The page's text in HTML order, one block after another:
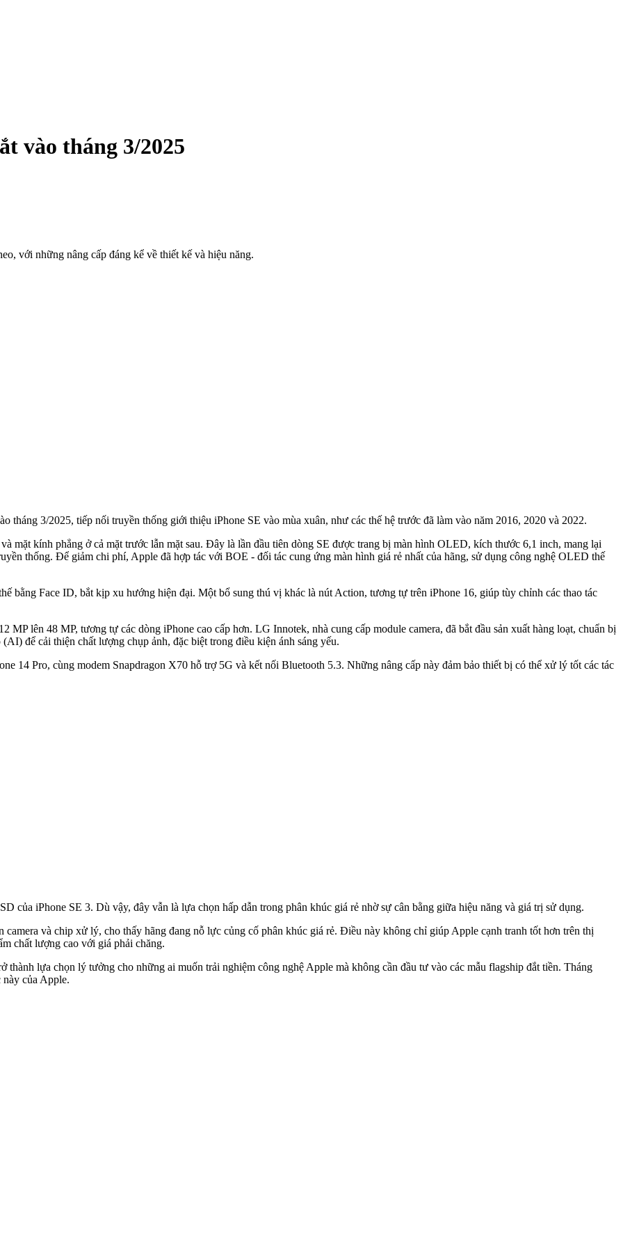
vào tháng 3/2025
với những nâng cấp đáng kể về thiết kế và hiệu năng.
tháng 3/2025, tiếp nối truyền thống giới thiệu iPhone SE vào mùa xuân, như các thế hệ trước đã làm vào năm 2016, 2020 và 2022.
mặt kính phẳng ở cả mặt trước lẫn mặt sau. Đây là lần đầu tiên dòng SE được trang bị màn hình OLED, kích thước 6,1 inch, mang lại
thống. Để giảm chi phí, Apple đã hợp tác với BOE - đối tác cung ứng màn hình giá rẻ nhất của hãng, sử dụng công nghệ OLED thế
bằng Face ID, bắt kịp xu hướng hiện đại. Một bổ sung thú vị khác là nút Action, tương tự trên iPhone 16, giúp tùy chỉnh các thao tác
MP lên 48 MP, tương tự các dòng iPhone cao cấp hơn. LG Innotek, nhà cung cấp module camera, đã bắt đầu sản xuất hàng loạt, chuẩn bị
để cải thiện chất lượng chụp ảnh, đặc biệt trong điều kiện ánh sáng yếu.
14 Pro, cùng modem Snapdragon X70 hỗ trợ 5G và kết nối Bluetooth 5.3. Những nâng cấp này đảm bảo thiết bị có thể xử lý tốt các tác
của iPhone SE 3. Dù vậy, đây vẫn là lựa chọn hấp dẫn trong phân khúc giá rẻ nhờ sự cân bằng giữa hiệu năng và giá trị sử dụng.
và chip xử lý, cho thấy hãng đang nỗ lực củng cố phân khúc giá rẻ. Điều này không chỉ giúp Apple cạnh tranh tốt hơn trên thị
chất lượng cao với giá phải chăng.
thành lựa chọn lý tưởng cho những ai muốn trải nghiệm công nghệ Apple mà không cần đầu tư vào các mẫu flagship đắt tiền. Tháng
của Apple.